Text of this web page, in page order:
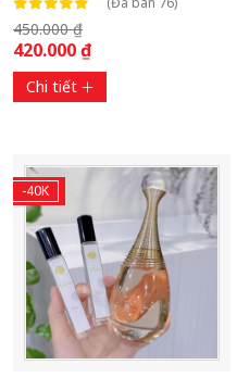
450.000 ₫
420.000 ₫
Chi tiết
-40K